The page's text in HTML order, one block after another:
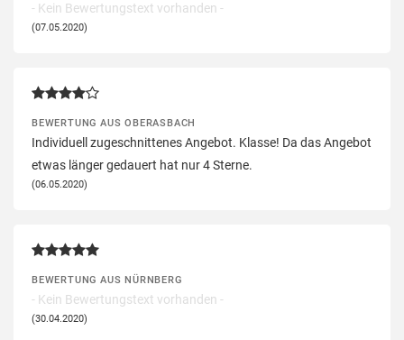
- Kein Bewertungstext vorhanden -
(07.05.2020)
BEWERTUNG AUS OBERASBACH
Individuell zugeschnittenes Angebot. Klasse! Da das Angebot
etwas länger gedauert hat nur 4 Sterne.
(06.05.2020)
BEWERTUNG AUS NÜRNBERG
- Kein Bewertungstext vorhanden -
(30.04.2020)